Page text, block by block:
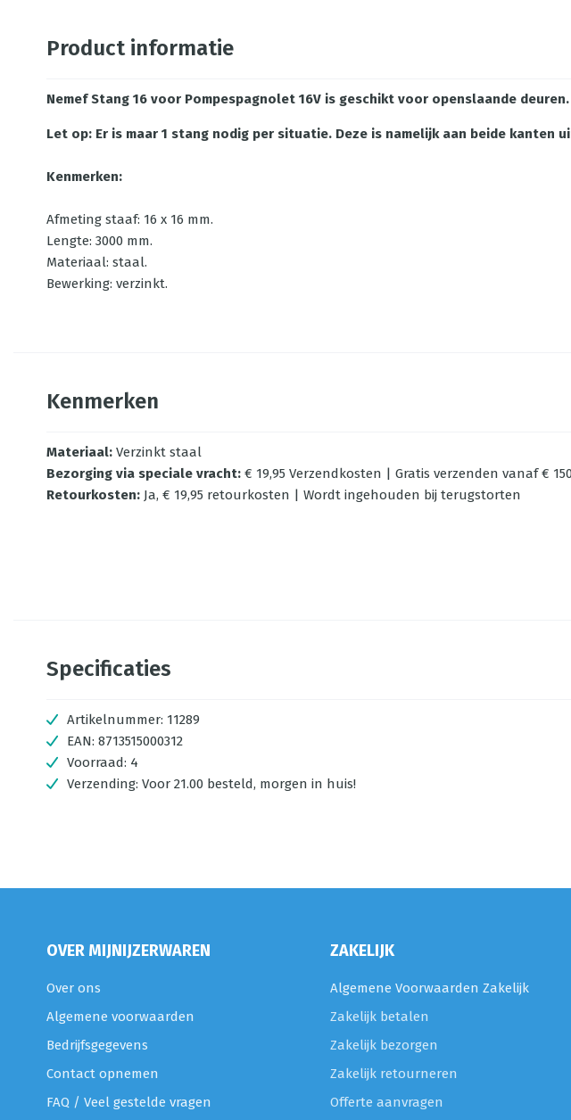
Product informatie
Nemef Stang 16 voor Pompespagnolet 16V is geschikt voor openslaande deuren.
Let op: Er is maar 1 stang nodig per situatie. Deze is namelijk aan beide
Kenmerken:
Afmeting staaf: 16 x 16 mm.
Lengte: 3000 mm.
Materiaal: staal.
Bewerking: verzinkt.
Kenmerken
Materiaal: Verzinkt staal
Bezorging via speciale vracht: € 19,95 Verzendkosten | Gratis verzenden vanaf €
Retourkosten: Ja, € 19,95 retourkosten | Wordt ingehouden bij terugstorten
Specificaties
Artikelnummer: 11289
EAN: 8713515000312
Voorraad: 4
Verzending: Voor 21.00 besteld, morgen in huis!
OVER MIJNIJZERWAREN
Over ons
Algemene voorwaarden
Bedrijfsgegevens
Contact opnemen
FAQ / Veel gestelde vragen
ZAKELIJK
Algemene Voorwaarden Zakelijk
Zakelijk betalen
Zakelijk bezorgen
Zakelijk retourneren
Offerte aanvragen